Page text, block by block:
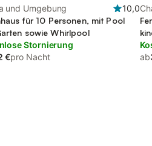
und Umgebung
10,0
für 10 Personen, mit Pool
sowie Whirlpool
Stornierung
€pro Nacht
ab